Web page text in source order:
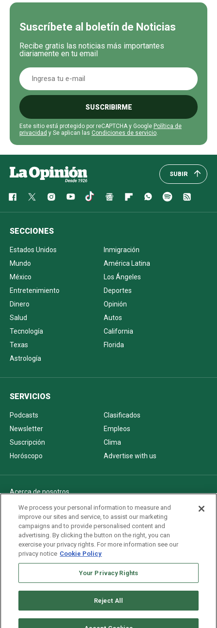
Suscríbete al boletín de Noticias
Recibe gratis las noticias más importantes
diariamente en tu email
SUSCRIBIRME
Este sitio está protegido por reCAPTCHA y Google Política de
privacidad y Se aplican las Condiciones de servicio
SUBIR
SECCIONES
Estados Unidos
Inmigración
Mundo
América Latina
México
Los Ángeles
Entretenimiento
Deportes
Dinero
Opinión
Salud
Autos
Tecnología
California
Texas
Florida
Astrología
SERVICIOS
Podcasts
Clasificados
Newsletter
Empleos
Suscripción
Clima
Horóscopo
Advertise with us
Acerca de nosotros
Politica de privacidad
Pautas Editoriales
AdChoices
Advertise with us
Newsletters
We process your personal information to measure and
improve our sites and service, to assist our marketing
campaigns and to provide personalised content and
advertising. By clicking the button on the right, you can
exercise your privacy rights. For more information see our
privacy notice Cookie Policy
Your Privacy Rights
Reject All